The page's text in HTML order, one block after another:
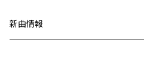
新曲情報